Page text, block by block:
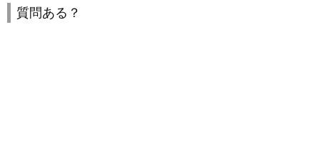
質問ある？